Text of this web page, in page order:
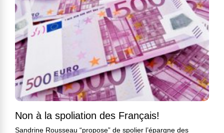
Non à la spoliation des Français!
Sandrine Rousseau “propose” de spolier l’épargne des